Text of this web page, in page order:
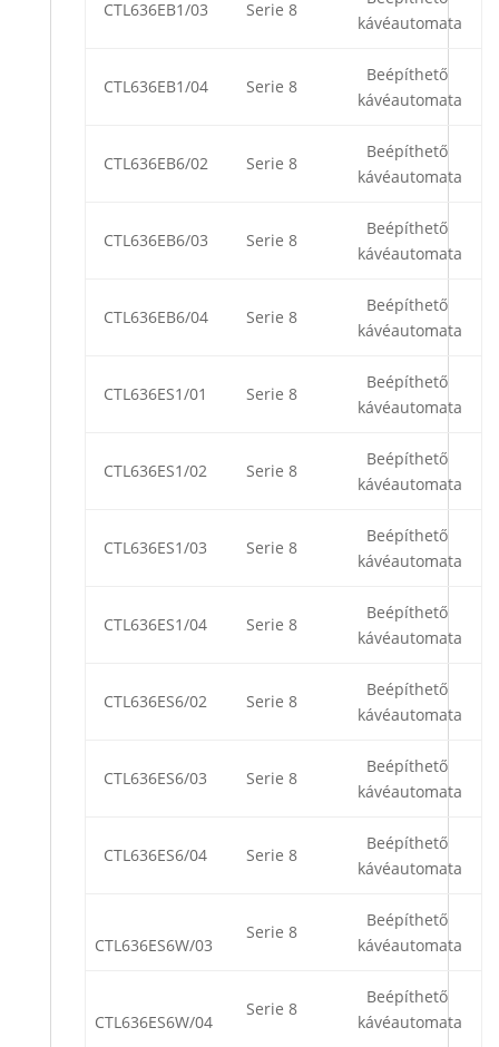
CTL636EB1/03 Serie 8
kávéautomata
CTL636EB1/04 Serie 8
Beépíthető
kávéautomata
CTL636EB6/02 Serie 8
Beépíthető
kávéautomata
CTL636EB6/03 Serie 8
Beépíthető
kávéautomata
CTL636EB6/04 Serie 8
Beépíthető
kávéautomata
CTL636ES1/01 Serie 8
Beépíthető
kávéautomata
CTL636ES1/02 Serie 8
Beépíthető
kávéautomata
CTL636ES1/03 Serie 8
Beépíthető
kávéautomata
CTL636ES1/04 Serie 8
Beépíthető
kávéautomata
CTL636ES6/02 Serie 8
Beépíthető
kávéautomata
CTL636ES6/03 Serie 8
Beépíthető
kávéautomata
CTL636ES6/04 Serie 8
Beépíthető
kávéautomata
CTL636ES6W/03
Serie 8
Beépíthető
kávéautomata
CTL636ES6W/04
Serie 8
Beépíthető
kávéautomata